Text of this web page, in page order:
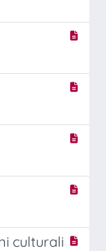
culturali